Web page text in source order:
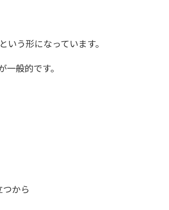
う形になっています。
般的です。
から